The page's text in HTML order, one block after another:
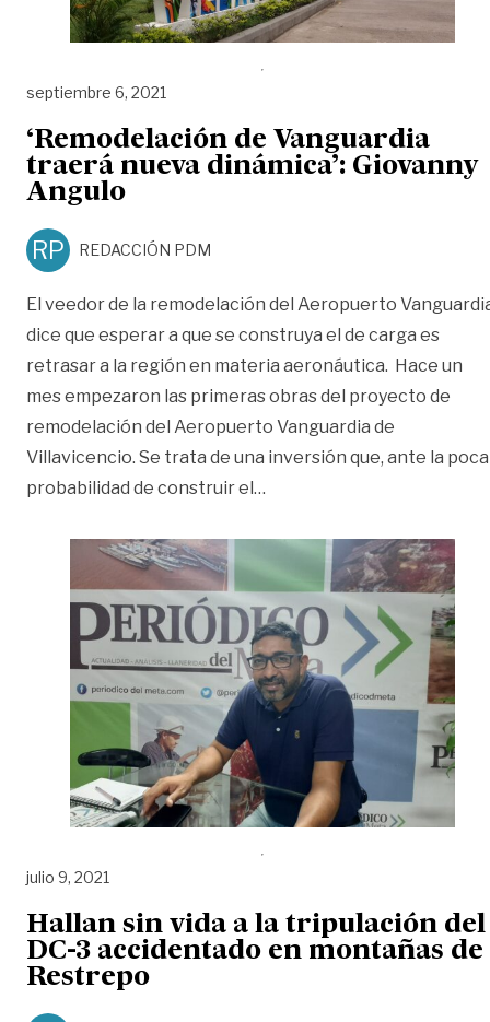
septiembre 6, 2021
‘Remodelación de Vanguardia
traerá nueva dinámica’: Giovanny
Angulo
RP REDACCIÓN PDM
El veedor de la remodelación del Aeropuerto
dice que esperar a que se construya el de carga es
retrasar a la región en materia aeronáutica. Hace un
mes empezaron las primeras obras del proyecto de
remodelación del Aeropuerto Vanguardia de
Villavicencio. Se trata de una inversión que, ante la poca
probabilidad de construir el…
julio 9, 2021
Hallan sin vida a la tripulación del
DC-3 accidentado en montañas de
Restrepo